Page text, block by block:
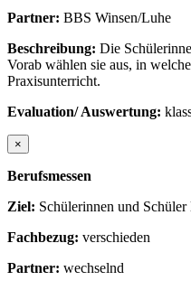
Partner: BBS Winsen/Luhe
Beschreibung: Die
Vorab wählen sie aus, in
Praxisunterricht.
Evaluation/ Auswertung:
×
Berufsmessen
Ziel: Schülerinnen und
Fachbezug: verschieden
Partner: wechselnd